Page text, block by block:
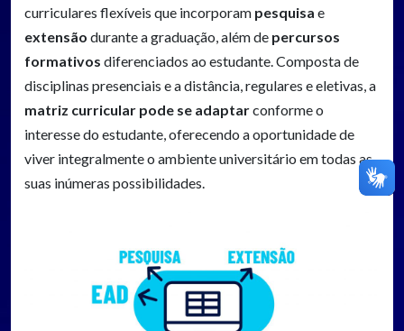
curriculares flexíveis que incorporam pesquisa e
extensão durante a graduação, além de percursos
formativos diferenciados ao estudante. Composta de
disciplinas presenciais e a distância, regulares e eletivas, a
matriz curricular pode se adaptarconforme o
interesse do estudante, oferecendo a oportunidade de
viver integralmente o ambiente universitário em todas as
suas inúmeras possibilidades.